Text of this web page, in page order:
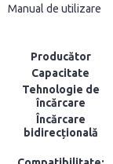
Manual de utilizare
Producător
Capacitate
Tehnologie de
încărcare
Încărcare
bidirecțională